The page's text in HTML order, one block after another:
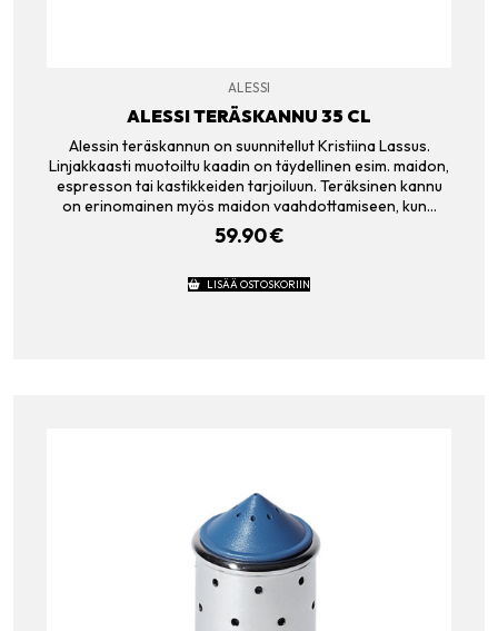
ALESSI
ALESSI TERÄSKANNU 35 CL
Alessin teräskannun on suunnitellut Kristiina Lassus.
Linjakkaasti muotoiltu kaadin on täydellinen esim. maidon,
espresson tai kastikkeiden tarjoiluun. Teräksinen kannu
on erinomainen myös maidon vaahdottamiseen, kun…
59.90€
LISÄÄ OSTOSKORIIN